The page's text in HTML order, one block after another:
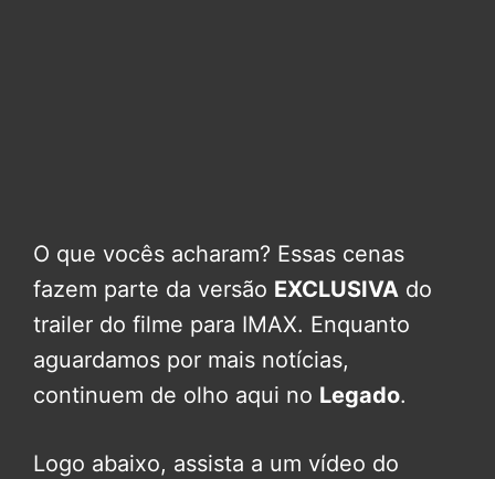
O que vocês acharam? Essas cenas
fazem parte da versão EXCLUSIVA do
trailer do filme para IMAX. Enquanto
aguardamos por mais notícias,
continuem de olho aqui no Legado.
Logo abaixo, assista a um vídeo do